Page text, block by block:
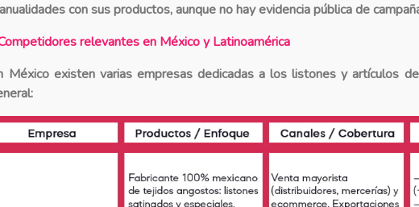
con sus productos, aunque no hay evidencia pública de
relevantes en México y Latinoamérica
México existen varias empresas dedicadas a los listones y artículos de